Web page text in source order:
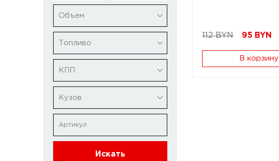
Объем
Топливо
КПП
Кузов
Искать
112 BYN 95 BYN
В корзину